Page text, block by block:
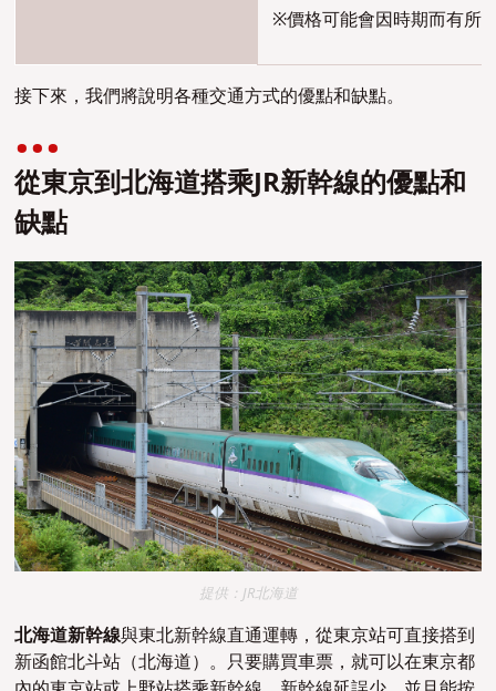
※價格可能會因時期而有所
接下來，我們將說明各種交通方式的優點和缺點。
從東京到北海道搭乘JR新幹線的優點和
缺點
提供：JR北海道
北海道新幹線與東北新幹線直通運轉，從東京站可直接搭到
新函館北斗站（北海道）。只要購買車票，就可以在東京都